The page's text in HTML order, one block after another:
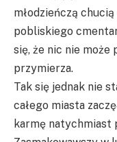
młodzieńczą
pobliskiego
się, że nic nie
przymierza.
Tak się jednak nie
całego miasta
karmę natychmiast